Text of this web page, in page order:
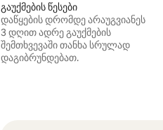
გაუქმების წესები
დაწყების დრომდე არაუგვიანეს
3 დღით ადრე გაუქმების
შემთხვევაში თანხა სრულად
დაგიბრუნდებათ.